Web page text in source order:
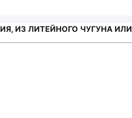
ЛИТЕЙНОГО ЧУГУНА ИЛИ